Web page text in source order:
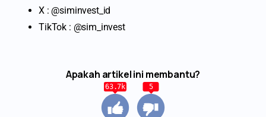
X : @siminvest_id
TikTok : @sim_invest
Apakah artikel ini membantu?
63.7k 5